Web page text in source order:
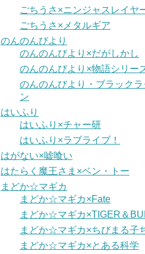
ごちうさ×ニンジャスレイヤ
ごちうさ×メタルギア
のんのんびより
のんのんびより×だがしかし
のんのんびより×物語シリー
のんのんびより・ブラックラ
ン
はいふり
はいふり×チャー研
はいふり×ラブライブ！
はがない×嘘喰い
はたらく魔王さま×ベン・トー
まどか☆マギカ
まどか☆マギカ×Fate
まどか☆マギカ×TIGER＆
まどか☆マギカ×ちびまる子
まどか☆マギカ×とある科学